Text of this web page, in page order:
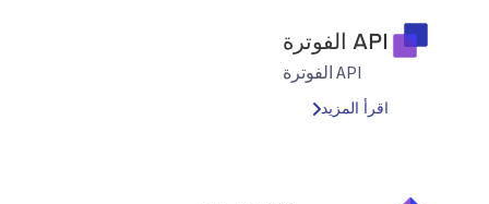
API الفوترة
API الفوترة
اقرأ المزيد